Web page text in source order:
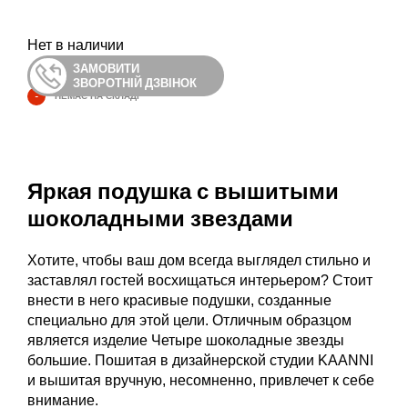
Нет в наличии
ЗАМОВИТИ
ЗВОРОТНІЙ ДЗВІНОК
- НЕМАЄ НА СКЛАДІ
Яркая подушка с вышитыми
шоколадными звездами
Хотите, чтобы ваш дом всегда выглядел стильно и
заставлял гостей восхищаться интерьером? Стоит
внести в него красивые подушки, созданные
специально для этой цели. Отличным образцом
является изделие Четыре шоколадные звезды
большие. Пошитая в дизайнерской студии KAANNI
и вышитая вручную, несомненно, привлечет к себе
внимание.